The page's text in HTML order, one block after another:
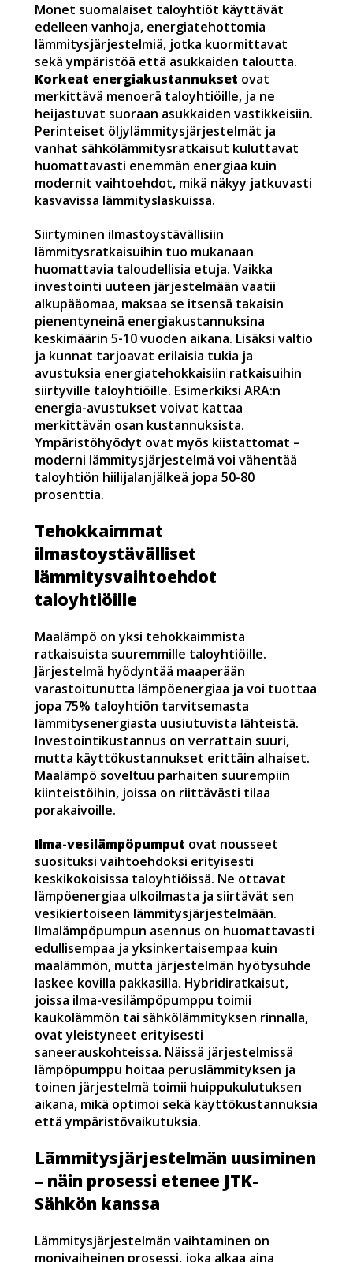
Monet suomalaiset taloyhtiöt käyttävät
edelleen vanhoja, energiatehottomia
lämmitysjärjestelmiä, jotka kuormittavat
sekä ympäristöä että asukkaiden taloutta.
Korkeat energiakustannukset ovat
merkittävä menoerä taloyhtiöille, ja ne
heijastuvat suoraan asukkaiden vastikkeisiin.
Perinteiset öljylämmitysjärjestelmät ja
vanhat sähkölämmitysratkaisut kuluttavat
huomattavasti enemmän energiaa kuin
modernit vaihtoehdot, mikä näkyy jatkuvasti
kasvavissa lämmityslaskuissa.
Siirtyminen ilmastoystävällisiin
lämmitysratkaisuihin tuo mukanaan
huomattavia taloudellisia etuja. Vaikka
investointi uuteen järjestelmään vaatii
alkupääomaa, maksaa se itsensä takaisin
pienentyneinä energiakustannuksina
keskimäärin 5-10 vuoden aikana. Lisäksi valtio
ja kunnat tarjoavat erilaisia tukia ja
avustuksia energiatehokkaisiin ratkaisuihin
siirtyville taloyhtiöille. Esimerkiksi ARA:n
energia-avustukset voivat kattaa
merkittävän osan kustannuksista.
Ympäristöhyödyt ovat myös kiistattomat –
moderni lämmitysjärjestelmä voi vähentää
taloyhtiön hiilijalanjälkeä jopa 50-80
prosenttia.
Tehokkaimmat
ilmastoystävälliset
lämmitysvaihtoehdot
taloyhtiöille
Maalämpö on yksi tehokkaimmista
ratkaisuista suuremmille taloyhtiöille.
Järjestelmä hyödyntää maaperään
varastoitunutta lämpöenergiaa ja voi tuottaa
jopa 75% taloyhtiön tarvitsemasta
lämmitysenergiasta uusiutuvista lähteistä.
Investointikustannus on verrattain suuri,
mutta käyttökustannukset erittäin alhaiset.
Maalämpö soveltuu parhaiten suurempiin
kiinteistöihin, joissa on riittävästi tilaa
porakaivoille.
Ilma-vesilämpöpumput ovat nousseet
suosituksi vaihtoehdoksi erityisesti
keskikokoisissa taloyhtiöissä. Ne ottavat
lämpöenergiaa ulkoilmasta ja siirtävät sen
vesikiertoiseen lämmitysjärjestelmään.
Ilmalämpöpumpun asennus on huomattavasti
edullisempaa ja yksinkertaisempaa kuin
maalämmön, mutta järjestelmän hyötysuhde
laskee kovilla pakkasilla. Hybridiratkaisut,
joissa ilma-vesilämpöpumppu toimii
kaukolämmön tai sähkölämmityksen rinnalla,
ovat yleistyneet erityisesti
saneerauskohteissa. Näissä järjestelmissä
lämpöpumppu hoitaa peruslämmityksen ja
toinen järjestelmä toimii huippukulutuksen
aikana, mikä optimoi sekä käyttökustannuksia
että ympäristövaikutuksia.
Lämmitysjärjestelmän uusiminen
– näin prosessi etenee JTK-
Sähkön kanssa
Lämmitysjärjestelmän vaihtaminen on
monivaiheinen prosessi, joka alkaa aina